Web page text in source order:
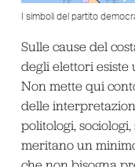
I simboli del partito
Sulle cause del
degli elettori
Non mette qui
delle
politologi,
meritano un